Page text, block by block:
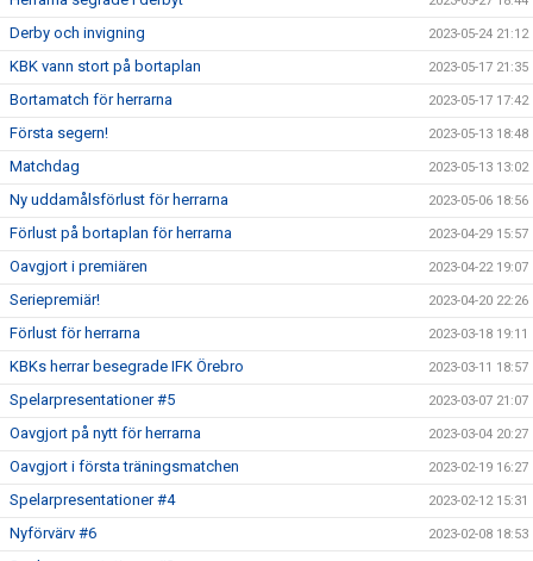
Derby och invigning 2023-05-24 21:12
KBK vann stort på bortaplan 2023-05-17 21:35
Bortamatch för herrarna 2023-05-17 17:42
Första segern! 2023-05-13 18:48
Matchdag 2023-05-13 13:02
Ny uddamålsförlust för herrarna 2023-05-06 18:56
Förlust på bortaplan för herrarna 2023-04-29 15:57
Oavgjort i premiären 2023-04-22 19:07
Seriepremiär! 2023-04-20 22:26
Förlust för herrarna 2023-03-18 19:11
KBKs herrar besegrade IFK Örebro 2023-03-11 18:57
Spelarpresentationer #5 2023-03-07 21:07
Oavgjort på nytt för herrarna 2023-03-04 20:27
Oavgjort i första träningsmatchen 2023-02-19 16:27
Spelarpresentationer #4 2023-02-12 15:31
Nyförvärv #6 2023-02-08 18:53